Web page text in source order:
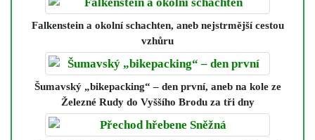
Falkenstein a okolní schachten, aneb nejstrmější cestou
vzhůru
Šumavský „bikepacking“ – den první, aneb na kole ze
Železné Rudy do Vyššího Brodu za tři dny